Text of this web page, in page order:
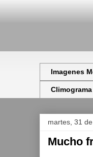
Imagenes
martes, 31
Mucho